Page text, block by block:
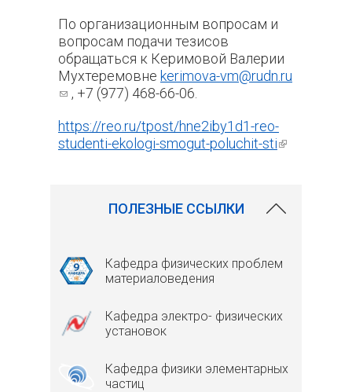
По организационным вопросам и
вопросам подачи тезисов
обращаться к Керимовой Валерии
Мухтеремовне kerimova-vm@rudn.ru
(ссылка для отправки email)
, +7 (977) 468-66-06.
https://reo.ru/tpost/hne2iby1d1-reo-
studenti-ekologi-smogut-poluchit-sti(внешняя
ПОЛЕЗНЫЕ ССЫЛКИ
Кафедра физических проблем
материаловедения
Кафедра электро- физических
установок
Кафедра физики элементарных
частиц